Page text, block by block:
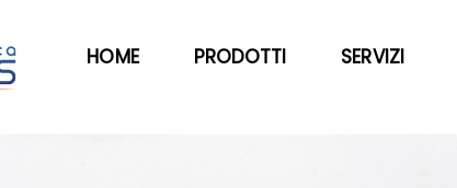
HOME PRODOTTI SERVIZI